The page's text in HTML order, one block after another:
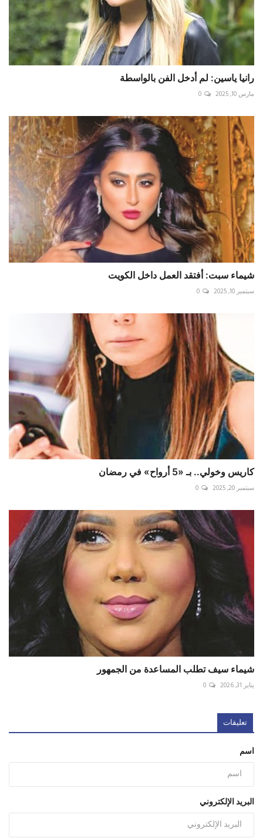
رانيا ياسين: لم أدخل الفن بالواسطة
مارس 10, 2025 0
شيماء سبت: أفتقد العمل داخل الكويت
سبتمبر 10, 2025 0
كاريس وخولي.. بـ «5 أرواح» في رمضان
سبتمبر 20, 2025 0
شيماء سيف تطلب المساعدة من الجمهور
يناير 31, 2026 0
تعليقات
اسم
البريد الإلكتروني